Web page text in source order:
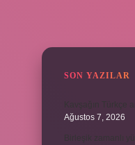
SON YAZILAR
Ağustos 7, 2026